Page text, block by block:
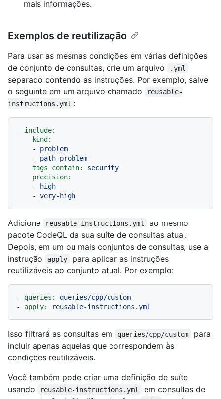
mais informações.
Exemplos de reutilização
Para usar as mesmas condições em várias definições
de conjunto de consultas, crie um arquivo
.yml
separado contendo as instruções. Por exemplo, salve
o seguinte em um arquivo chamado
reusable-
instructions.yml :
-
include:
kind:
-
problem
-
path-problem
tags contain:
security
precision:
-
high
-
very-high
Adicione reusable-instructions.yml
ao mesmo
pacote CodeQL da sua suíte de consultas atual.
Depois, em um ou mais conjuntos de consultas, use a
instrução
apply
para aplicar as instruções
reutilizáveis ao conjunto atual. Por exemplo:
- queries:
queries/cpp/custom
-
apply: reusable-instructions.yml
Isso filtrará as consultas em queries/cpp/custom
para
incluir apenas aquelas que correspondem às
condições reutilizáveis.
Você também pode criar uma definição de suíte
usando
reusable-instructions.yml
em consultas de